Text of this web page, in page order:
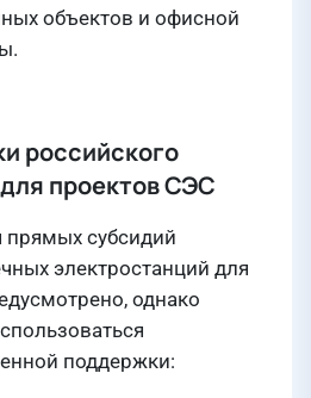
объектов и офисной
российского
проектов СЭС
субсидий
электростанций для
однако
поддержки: